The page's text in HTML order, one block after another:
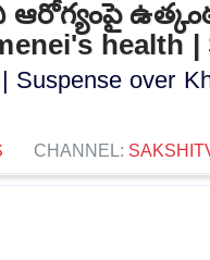
health |
over
CHANNEL: